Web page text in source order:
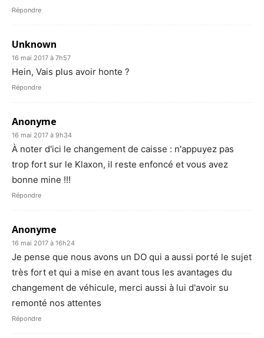
Répondre
Unknown
16 mai 2017 à 7h57
Hein, Vais plus avoir honte ?
Répondre
Anonyme
16 mai 2017 à 9h34
À noter d'ici le changement de caisse : n'appuyez pas
trop fort sur le Klaxon, il reste enfoncé et vous avez
bonne mine !!!
Répondre
Anonyme
16 mai 2017 à 16h24
Je pense que nous avons un DO qui a aussi porté le sujet
très fort et qui a mise en avant tous les avantages du
changement de véhicule, merci aussi à lui d'avoir su
remonté nos attentes
Répondre